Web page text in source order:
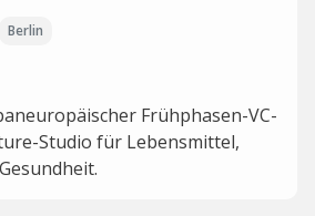
Berlin
Frühphasen-VC-
Studio für Lebensmittel,